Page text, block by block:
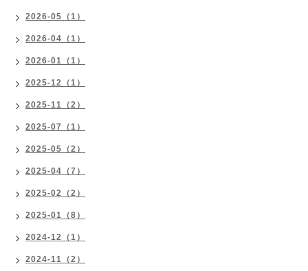
2026-05（1）
2026-04（1）
2026-01（1）
2025-12（1）
2025-11（2）
2025-07（1）
2025-05（2）
2025-04（7）
2025-02（2）
2025-01（8）
2024-12（1）
2024-11（2）